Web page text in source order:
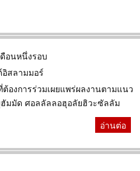
อนหนึ่งรอบ
อิสลามมอร์
องการร่วมเผยแพร่ผลงานตามแนว
มมัด ศอลลัลลอฮุอลัยฮิวะซัลลัม
อ่านต่อ